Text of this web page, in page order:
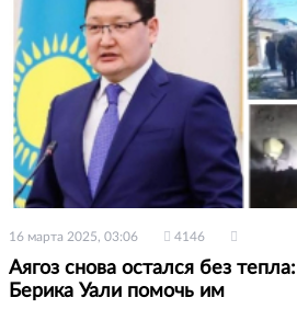
16 марта 2025, 03:06 4146
Аягоз снова остался без
Берика Уали помочь им